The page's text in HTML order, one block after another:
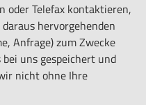
oder Telefax kontaktieren,
hervorgehenden
Anfrage) zum Zwecke
uns gespeichert und
nicht ohne Ihre